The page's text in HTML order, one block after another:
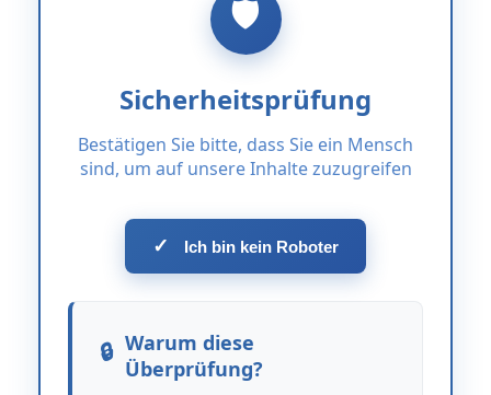
Sicherheitsprüfung
Bestätigen Sie bitte, dass Sie ein Mensch
sind, um auf unsere Inhalte zuzugreifen
✓ Ich bin kein Roboter
Warum diese
Überprüfung?